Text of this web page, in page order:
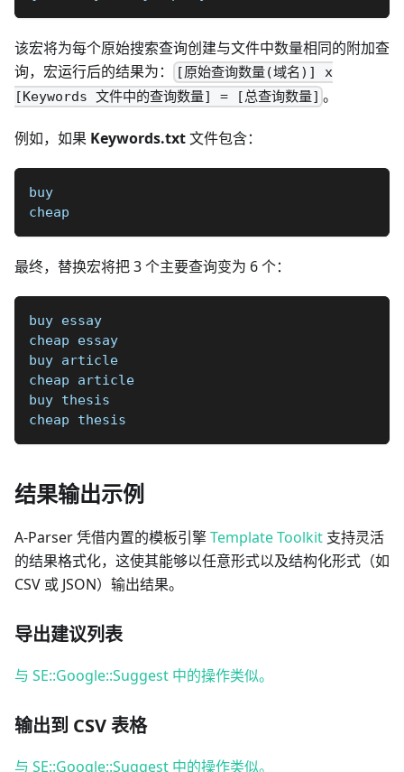
该宏将为每个原始搜索查询创建与文件中数量相同的附加查
询，宏运行后的结果为：
[原始查询数量(域名)] x
[Keywords 文件中的查询数量] = [总查询数量] 。
例如，如果 Keywords.txt文件包含：
buy
cheap
最终，替换宏将把 3 个主要查询变为 6 个：
buy essay
cheap essay
buy article
cheap article
buy thesis
cheap thesis
结果输出示例
A-Parser 凭借内置的模板引擎Template Toolkit 支持灵活
的结果格式化，这使其能够以任意形式以及结构化形式（如
CSV 或 JSON）输出结果。
导出建议列表
与 SE::Google::Suggest 中的操作类似。
输出到 CSV 表格
与 SE::Google::Suggest 中的操作类似。